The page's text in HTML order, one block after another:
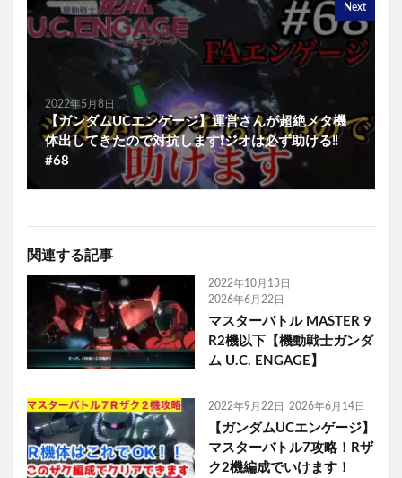
Next
2022年5月8日
【ガンダムUCエンゲージ】運営さんが超絶メタ機
体出してきたので対抗します❗️ジオは必ず助ける‼️
#68
関連する記事
2022年10月13日
2026年6月22日
マスターバトル MASTER 9
R2機以下【機動戦士ガンダ
ム U.C. ENGAGE】
2022年9月22日 2026年6月14日
【ガンダムUCエンゲージ】
マスターバトル7攻略！Rザ
ク2機編成でいけます！